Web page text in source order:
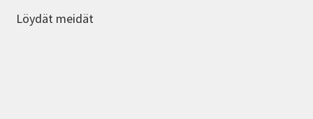
Löydät meidät